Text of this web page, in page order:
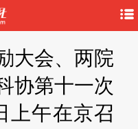
大会、两院
协第十一次
上午在京召